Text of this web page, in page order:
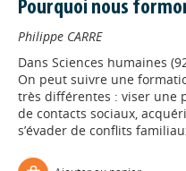
Pourquoi nous
Philippe CARRE
Dans Sciences humaines
On peut suivre une
très différentes : viser une
de contacts sociaux,
s’évader de conflits